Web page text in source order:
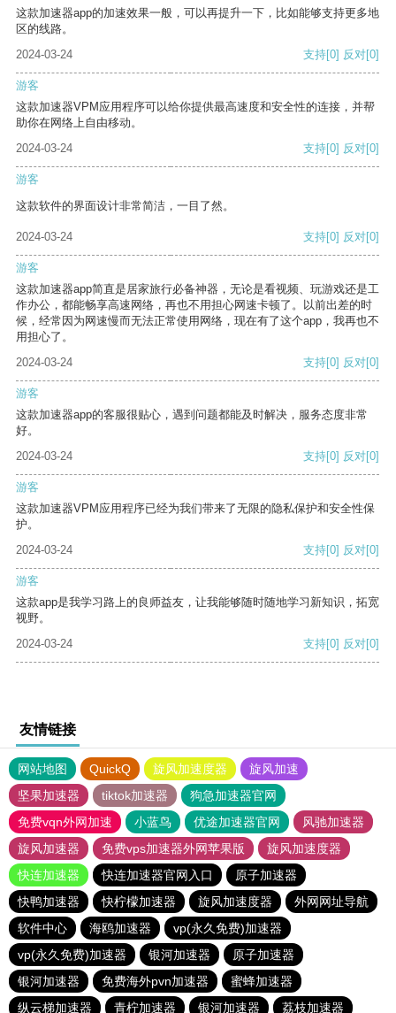
这款加速器app的加速效果一般，可以再提升一下，比如能够支持更多地
区的线路。
2024-03-24
支持[0] 反对[0]
游客
这款加速器VPM应用程序可以给你提供最高速度和安全性的连接，并帮
助你在网络上自由移动。
2024-03-24
支持[0] 反对[0]
游客
这款软件的界面设计非常简洁，一目了然。
2024-03-24 支持[0] 反对[0]
游客
这款加速器app简直是居家旅行必备神器，无论是看视频、玩游戏还是工
作办公，都能畅享高速网络，再也不用担心网速卡顿了。以前出差的时
候，经常因为网速慢而无法正常使用网络，现在有了这个app，我再也不
用担心了。
2024-03-24
支持[0] 反对[0]
游客
这款加速器app的客服很贴心，遇到问题都能及时解决，服务态度非常
好。
2024-03-24
支持[0] 反对[0]
游客
这款加速器VPM应用程序已经为我们带来了无限的隐私保护和安全性保
护。
2024-03-24
支持[0] 反对[0]
游客
这款app是我学习路上的良师益友，让我能够随时随地学习新知识，拓宽
视野。
2024-03-24
支持[0] 反对[0]
友情链接
网站地图 QuickQ 旋风加速度器
旋风加速
坚果加速器
tiktok加速器
狗急加速器官网
免费vqn外网加速
小蓝鸟 优途加速器官网
风驰加速器
旋风加速器
免费vps加速器外网苹果版
旋风加速度器
快连加速器
快连加速器官网入口
原子加速器
快鸭加速器
快柠檬加速器 旋风加速度器
外网网址导航
软件中心
海鸥加速器
vp(永久免费)加速器
vp(永久免费)加速器
银河加速器
原子加速器
银河加速器
免费海外pvn加速器
蜜蜂加速器
纵云梯加速器
青柠加速器 银河加速器 荔枝加速器